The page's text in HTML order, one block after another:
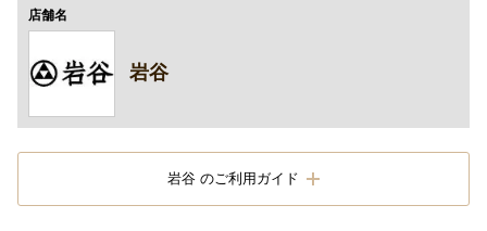
店舗名
岩谷
岩谷 のご利用ガイド